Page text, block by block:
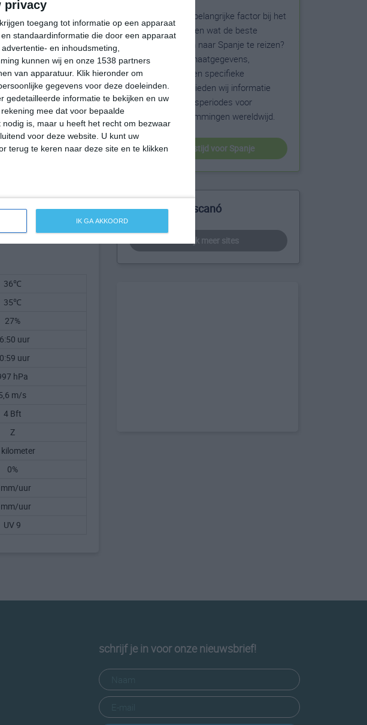
privacy
toegang tot informatie op een apparaat
standaardinformatie die door een apparaat
en inhoudsmeting,
kunnen wij en onze 1538 partners
van apparatuur. Klik hieronder om
gegevens voor deze doeleinden.
gedetailleerde informatie te bekijken en uw
mee dat voor bepaalde
is, maar u heeft het recht om bezwaar
voor deze website. U kunt uw
terug te keren naar deze site en te klikken
IK GA AKKOORD
36℃
35℃
27%
uur
uur
hPa
m/s
4 Bft
Z
0%
uur
uur
UV 9
Het weer is een belangrijke factor bij het
reizen. Wil je weten wat de beste
maanden zijn om naar Spanje te reizen?
Op basis van klimaatgegevens,
weersextremen en specifieke
weerinformatie bieden wij informatie
over de beste reisperiodes voor
duizenden bestemmingen wereldwijd.
beste reistijd voor Spanje
Meer over Bescanó
bekijk meer sites
schrijf je in voor onze nieuwsbrief!